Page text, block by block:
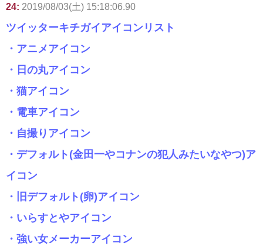
24: 2019/08/03(土) 15:18:06.90
ツイッターキチガイアイコンリスト
・アニメアイコン
・日の丸アイコン
・猫アイコン
・電車アイコン
・自撮りアイコン
・デフォルト(金田一やコナンの犯人みたいなやつ)ア
イコン
・旧デフォルト(卵)アイコン
・いらすとやアイコン
・強い女メーカーアイコン